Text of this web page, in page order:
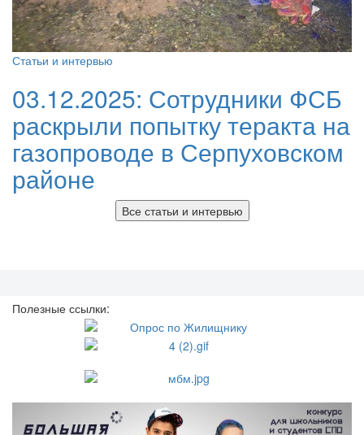
Статьи и интервью
03.12.2025: Сотрудники ФСБ
раскрыли попытку теракта на
газопроводе в Серпуховском
районе
Все статьи и интервью
Полезные ссылки: